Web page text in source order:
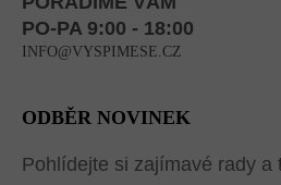
PO-PA 9:00 - 18:00
INFO@VYSPIMESE.CZ
ODBĚR NOVINEK
Pohlídejte si zajímavé rady a